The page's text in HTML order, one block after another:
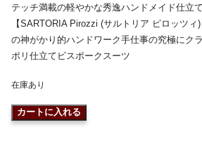
テッチ満載の軽やかな秀逸ハンドメイド仕
【SARTORIA Pirozzi (サルトリア ピロッツ
の神がかり的ハンドワーク手仕事の究極にク
ポリ仕立てビスポークスーツ
在庫あり
カートに入れる